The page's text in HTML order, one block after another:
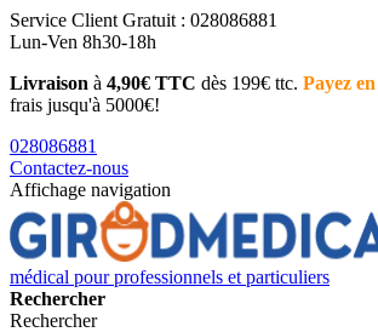
Service Client Gratuit : 028086881
Lun-Ven 8h30-18h
Livraison à 4,90€ TTC dès 199€ ttc. Payez
frais jusqu'à 5000€!
028086881
Contactez-nous
Affichage navigation
médical pour professionnels et particuliers
Rechercher
Rechercher